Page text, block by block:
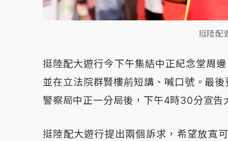
挺陸配
挺陸配大遊行今下午集結中正紀念堂周
並在立法院群賢樓前短講、喊口號。最
警察局中正一分局後，下午4時30分宣告
挺陸配大遊行提出兩個訴求，希望放寬